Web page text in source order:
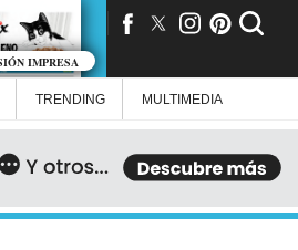
IMPRESA
TRENDING MULTIMEDIA